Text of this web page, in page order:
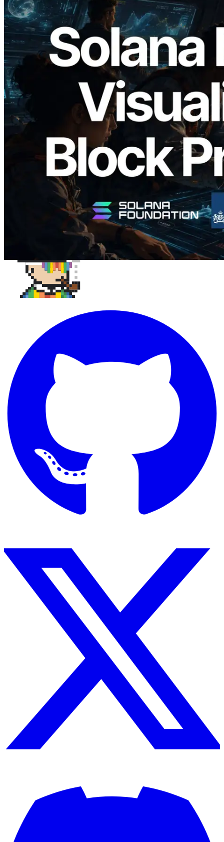
2026.05.24
Validators Solutions, Solana 블록 애널라
이저 공개 — slot 단위 블록 생성 시간과
담당 검증자 시각화